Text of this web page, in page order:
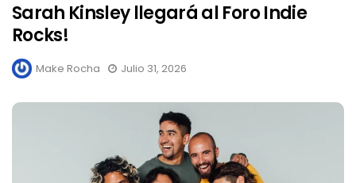
Sarah Kinsley llegará al Foro Indie
Rocks!
Make Rocha Julio 31, 2026